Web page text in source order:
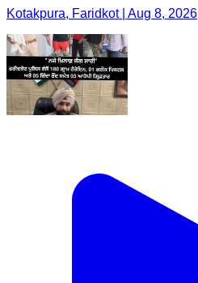
Kotakpura, Faridkot | Aug 8, 2026